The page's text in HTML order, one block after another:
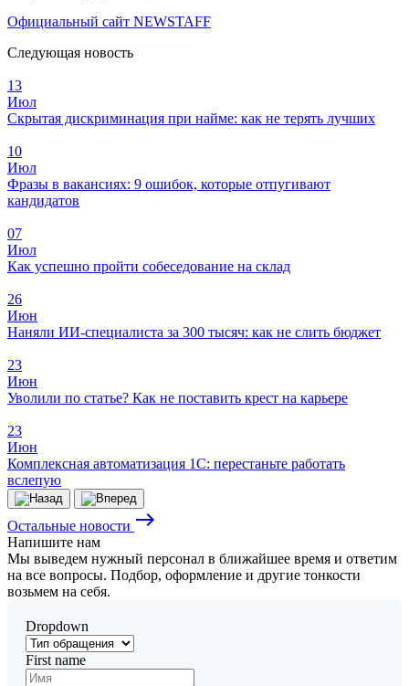
Официальный сайт NEWSTAFF
Следующая новость
13
Июл
Скрытая дискриминация при найме: как не терять лучших
10
Июл
Фразы в вакансиях: 9 ошибок, которые отпугивают
кандидатов
07
Июл
Как успешно пройти собеседование на склад
26
Июн
Наняли ИИ-специалиста за 300 тысяч: как не слить бюджет
23
Июн
Уволили по статье? Как не поставить крест на карьере
23
Июн
Комплексная автоматизация 1С: перестаньте работать
вслепую
Остальные новости east
Напишите нам
Мы выведем нужный персонал в ближайшее время и ответим
на все вопросы. Подбор, оформление и другие тонкости
возьмем на себя.
Dropdown
First name